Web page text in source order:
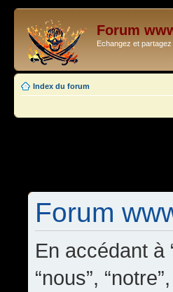
Forum
Echangez et
Index du forum
Forum
En accédant à
“nous”,